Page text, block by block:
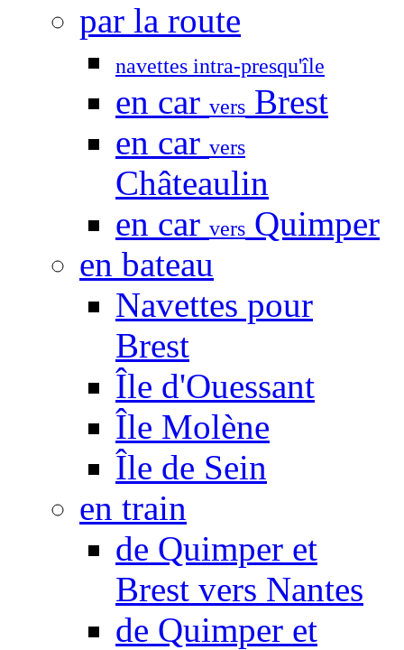
par la route
navettes intra-presqu'île
en car vers Brest
en car vers
Châteaulin
en car vers Quimper
en bateau
Navettes pour
Brest
Île d'Ouessant
Île Molène
Île de Sein
en train
de Quimper et
Brest vers Nantes
de Quimper et